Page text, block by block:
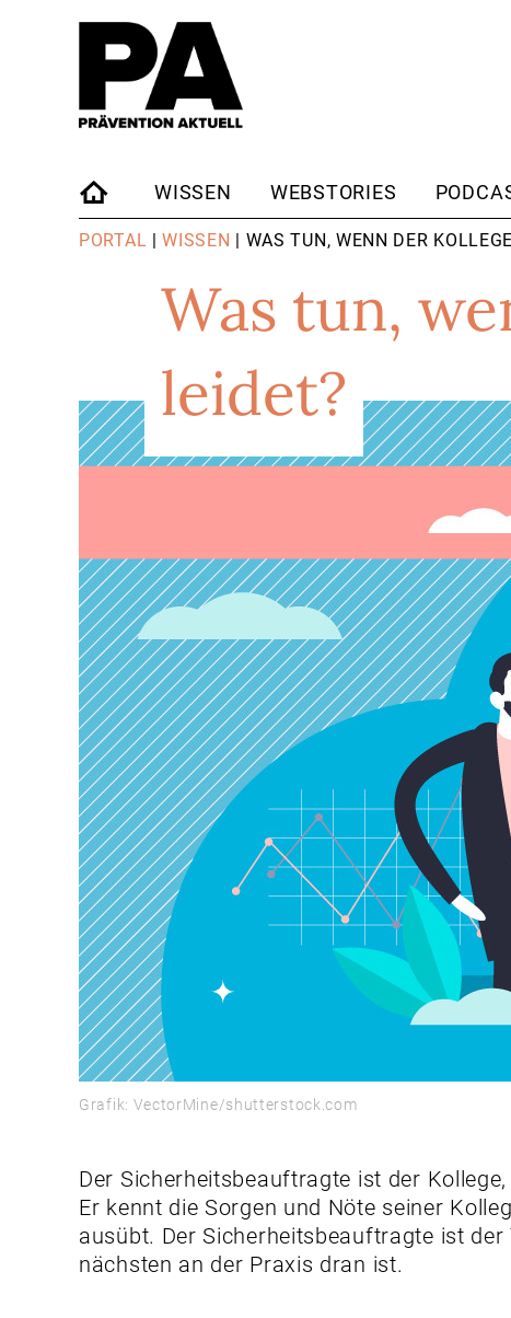
STARTSEITE
WISSEN WEBSTORIES
PORTAL |WISSEN | WAS TUN, WENN DER
Was tun,
leidet?
Grafik: VectorMine/shutterstock.com
Der Sicherheitsbeauftragte ist der
Er kennt die Sorgen und Nöte seiner
ausübt. Der Sicherheitsbeauftragte ist
nächsten an der Praxis dran ist.